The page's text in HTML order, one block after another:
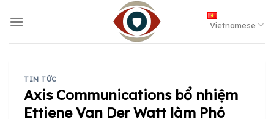
Vietnamese
TIN TỨC
Axis Communications bổ nhiệm
Ettiene Van Der Watt làm Phó